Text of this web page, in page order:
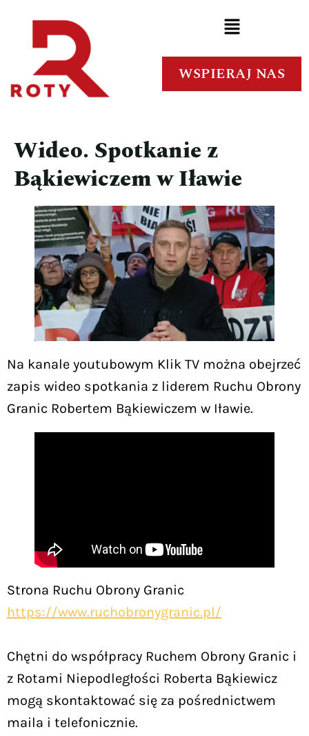
WSPIERAJ NAS
Wideo. Spotkanie z
Bąkiewiczem w Iławie
Na kanale youtubowym Klik TV można obejrzeć
zapis wideo spotkania z liderem Ruchu Obrony
Granic Robertem Bąkiewiczem w Iławie.
Strona Ruchu Obrony Granic
https://www.ruchobronygranic.pl/
Chętni do współpracy Ruchem Obrony Granic i
z Rotami Niepodległości Roberta Bąkiewicz
mogą skontaktować się za pośrednictwem
maila i telefonicznie.